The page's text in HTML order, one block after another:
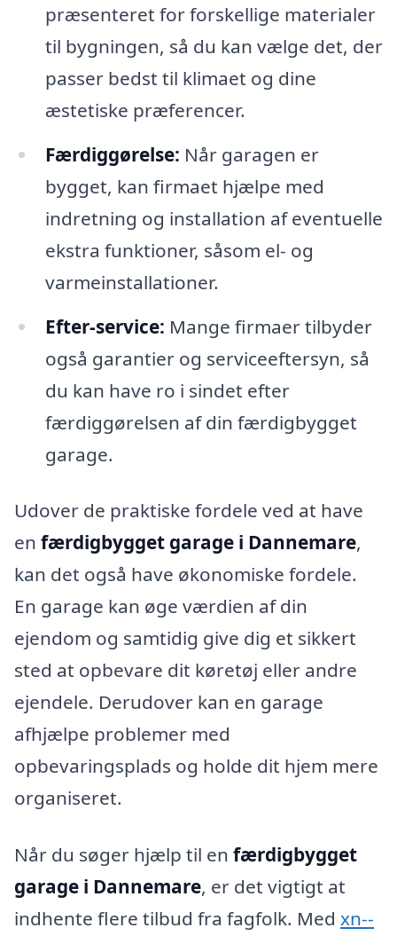
præsenteret for forskellige materialer
til bygningen, så du kan vælge det, der
passer bedst til klimaet og dine
æstetiske præferencer.
Færdiggørelse: Når garagen er
bygget, kan firmaet hjælpe med
indretning og installation af eventuelle
ekstra funktioner, såsom el- og
varmeinstallationer.
Efter-service: Mange firmaer tilbyder
også garantier og serviceeftersyn, så
du kan have ro i sindet efter
færdiggørelsen af din færdigbygget
garage.
Udover de praktiske fordele ved at have
en færdigbygget garage i Dannemare,
kan det også have økonomiske fordele.
En garage kan øge værdien af din
ejendom og samtidig give dig et sikkert
sted at opbevare dit køretøj eller andre
ejendele. Derudover kan en garage
afhjælpe problemer med
opbevaringsplads og holde dit hjem mere
organiseret.
Når du søger hjælp til en færdigbygget
garage i Dannemare, er det vigtigt at
indhente flere tilbud fra fagfolk. Med xn--